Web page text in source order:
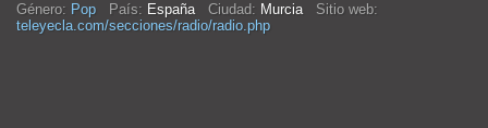
Género: Pop País: España Ciudad: Murcia Sitio web:
teleyecla.com/secciones/radio/radio.php